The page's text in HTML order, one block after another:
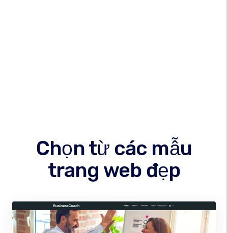
Chọn từ các mẫu
trang web đẹp